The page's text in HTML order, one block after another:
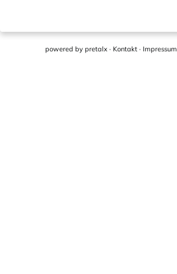
powered by pretalx · Kontakt · Impressum